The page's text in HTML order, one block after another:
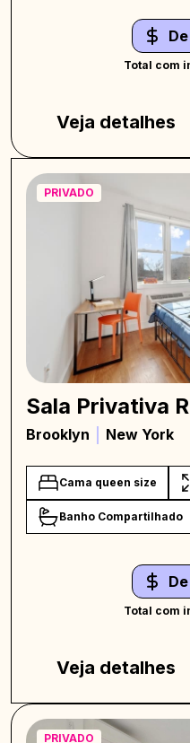
Total com
Veja detalhes
PRIVADO
Sala Privativa
Brooklyn New York
Cama queen size
Banho Compartilhado
Total com
Veja detalhes
PRIVADO